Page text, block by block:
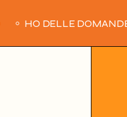
HO DELLE